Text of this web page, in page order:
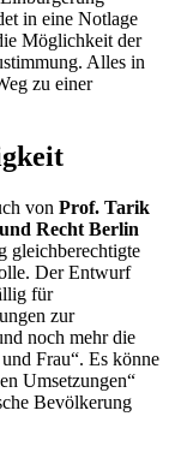
in eine Notlage
Möglichkeit der
Alles in
zu einer
von Prof. Tarik
Recht Berlin
gleichberechtigte
Der Entwurf
für
zur
noch mehr die
Frau“. Es könne
Umsetzungen“
Bevölkerung